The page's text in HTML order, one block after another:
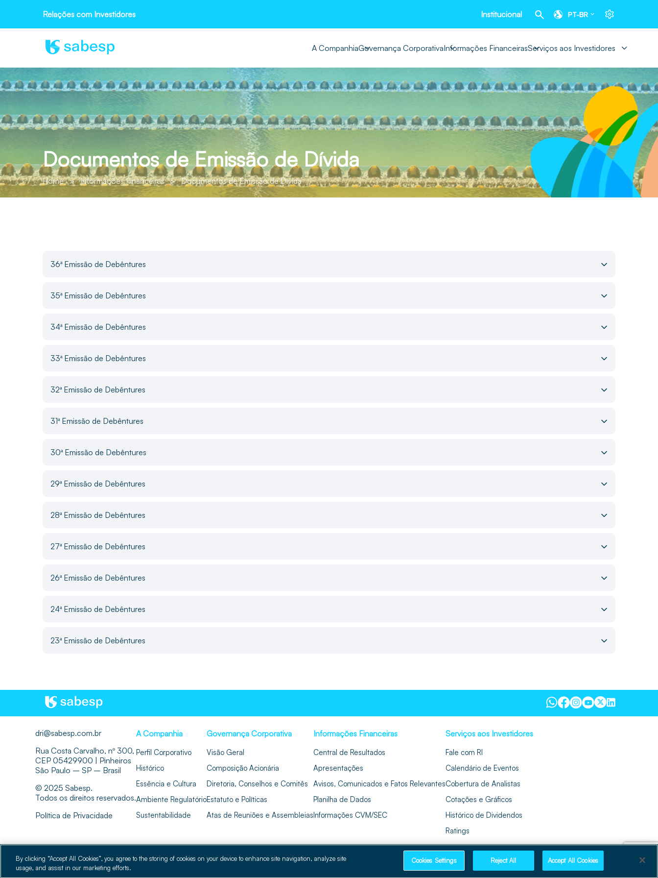
Relações com Investidores Institucional PT-BR
A CompanhiaGovernança CorporativaInformações FinanceirasServiços aos Investidores
Documentos de Emissão de Dívida
Home > Informações Financeiras > Documentos de Emissão de Dívida
36ª Emissão de Debêntures
35ª Emissão de Debêntures
34ª Emissão de Debêntures
33ª Emissão de Debêntures
32ª Emissão de Debêntures
31ª Emissão de Debêntures
30ª Emissão de Debêntures
29ª Emissão de Debêntures
28ª Emissão de Debêntures
27ª Emissão de Debêntures
26ª Emissão de Debêntures
24ª Emissão de Debêntures
23ª Emissão de Debêntures
dri@sabesp.com.br
Rua Costa Carvalho, nº 300,
CEP 05429900 | Pinheiros
São Paulo – SP – Brasil
© 2025 Sabesp.
Todos os direitos reservados.
Política de Privacidade
A Companhia
Perfil Corporativo
Histórico
Essência e Cultura
Ambiente Regulatório
Sustentabilidade
Governança Corporativa
Visão Geral
Composição Acionária
Diretoria, Conselhos e Comitês
Estatuto e Políticas
Atas de Reuniões e Assembleias
Informações Financeiras
Central de Resultados
Apresentações
Avisos, Comunicados e Fatos Relevantes
Planilha de Dados
Informações CVM/SEC
Serviços aos Investidores
Fale com RI
Calendário de Eventos
Cobertura de Analistas
Cotações e Gráficos
Histórico de Dividendos
Ratings
Powered byMZ
By clicking “Accept All Cookies”, you agree to the storing of cookies on your device to enhance site navigation, analyze site
usage, and assist in our marketing efforts.
Cookies Settings Reject All Accept All Cookies